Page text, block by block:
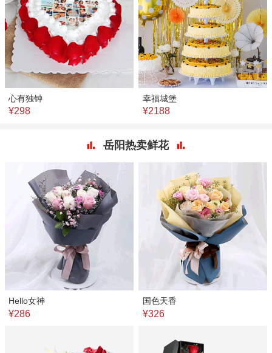
心有独钟
¥298
幸福城堡
¥2188
岳阳热卖鲜花
Hello女神
¥286
国色天香
¥326